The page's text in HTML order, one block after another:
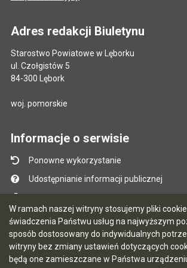
W ramach naszej witryny stosujemy pliki
świadczenia Państwu usług na najwyższym
sposób dostosowany do indywidualnych
witryny bez zmiany ustawień dotyczących
będą one zamieszczane w Państwa
Adres redakcji Biuletynu
Starostwo Powiatowe w Lęborku
ul. Czołgistów 5
84-300 Lębork
woj. pomorskie
Informacje o serwisie
Ponowne wykorzystanie
Udostępnianie informacji publicznej
Instrukcja obsługi
Statystyki oglądalności
Ostatnio dodane